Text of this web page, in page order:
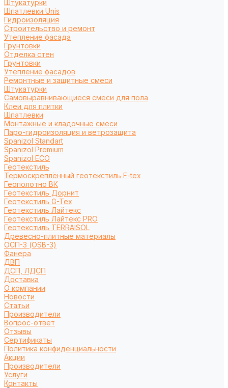
Штукатурки
Шпатлевки Unis
Гидроизоляция
Строительство и ремонт
Утепление фасада
Грунтовки
Отделка стен
Грунтовки
Утепление фасадов
Ремонтные и защитные смеси
Штукатурки
Самовыравнивающиеся смеси для пола
Клеи для плитки
Шпатлевки
Монтажные и кладочные смеси
Паро-гидроизоляция и ветрозащита
Spanizol Standart
Spanizol Premium
Spanizol ECO
Геотекстиль
Термоскреплённый геотекстиль F-tex
Геополотно ВК
Геотекстиль Дорнит
Геотекстиль G-Tex
Геотекстиль Лайтекс
Геотекстиль Лайтекс PRO
Геотекстиль TERRAISOL
Древесно-плитные материалы
ОСП-3 (OSB-3)
Фанера
ДВП
ДСП, ЛДСП
Доставка
О компании
Новости
Статьи
Производители
Вопрос-ответ
Отзывы
Сертификаты
Политика конфиденциальности
Акции
Производители
Услуги
Контакты